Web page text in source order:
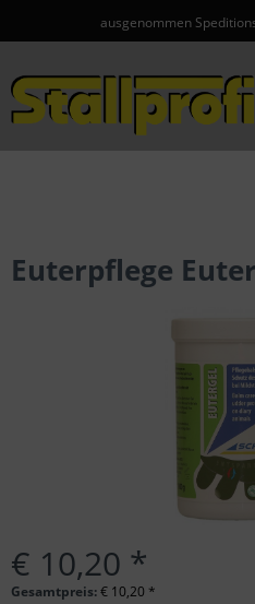
ausgenommen
Euterpflege
€ 10,20 *
Gesamtpreis:€ 10,20 *